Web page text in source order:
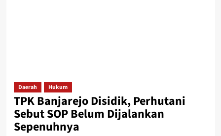
Daerah Hukum
TPK Banjarejo Disidik, Perhutani
Sebut SOP Belum Dijalankan
Sepenuhnya